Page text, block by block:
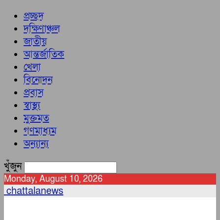
প্রচ্ছদ
দক্ষিণাঞ্চল
জাতীয়
আন্তর্জাতিক
খেলা
বিনোদন
প্রবাস
স্বাস্থ্য
মুক্তমত
গণমাধ্যম
অন্যান্য
খুঁজুন
Monday, August 10, 2026
chattalanews